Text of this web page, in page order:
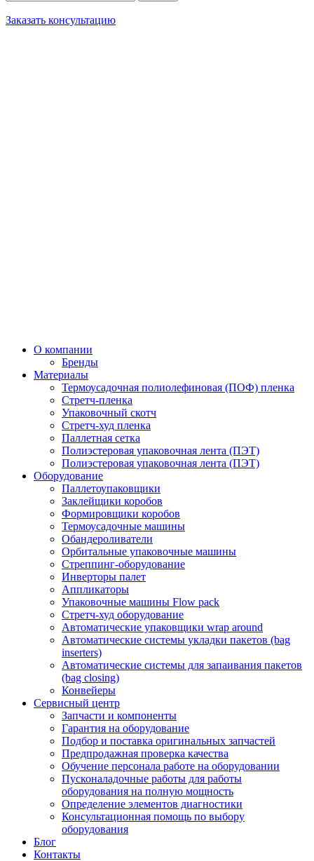
Заказать консультацию
О компании
Бренды
Материалы
Термоусадочная полиолефиновая (ПОФ) пленка
Стретч-пленка
Упаковочный скотч
Стретч-худ пленка
Паллетная сетка
Полиэстеровая упаковочная лента (ПЭТ)
Полиэстеровая упаковочная лента (ПЭТ)
Оборудование
Паллетоупаковщики
Заклейщики коробов
Формировщики коробов
Термоусадочные машины
Обандероливатели
Орбитальные упаковочные машины
Стреппинг-оборудование
Инверторы палет
Аппликаторы
Упаковочные машины Flow pack
Стретч-худ оборудование
Автоматические упаковщики wrap around
Автоматические системы укладки пакетов (bag
inserters)
Автоматические системы для запаивания пакетов
(bag closing)
Конвейеры
Сервисный центр
Запчасти и компоненты
Гарантия на оборудование
Подбор и поставка оригинальных запчастей
Предпродажная проверка качества
Обучение персонала работе на оборудовании
Пусконаладочные работы для работы
оборудования на полную мощность
Определение элементов диагностики
Консультационная помощь по выбору
оборудования
Блог
Контакты